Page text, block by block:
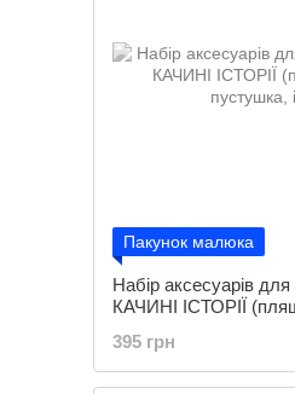
Пакунок малюка
Набір аксесуарів
КАЧИНІ ІСТОРІЇ
395 грн